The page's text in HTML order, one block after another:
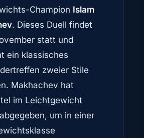
Champion Islam
. Dieses Duell findet
statt und
ein klassisches
zweier Stile
Makhachev hat
im Leichtgewicht
um in einer